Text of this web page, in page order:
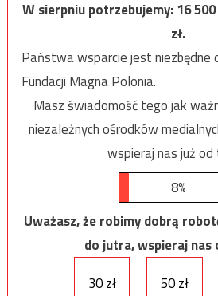
W sierpniu potrzebujemy:16 500
zł.
Państwa wsparcie jest niezbędne
Fundacji Magna Polonia.
Masz świadomość tego jak
niezależnych ośrodków
wspieraj nas już od
8%
Uważasz, że robimy dobrą
do jutra, wspieraj nas
30 zł
50 zł